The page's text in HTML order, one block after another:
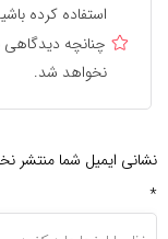
استفاده کرده
چنانچه
نخواهد شد.
نشانی ایمیل شما منتشر
*